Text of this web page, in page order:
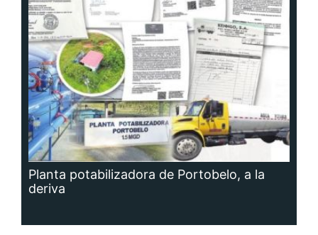
Planta potabilizadora de Portobelo, a la
deriva